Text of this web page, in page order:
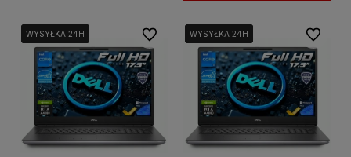
WYSYŁKA 24H
WYSYŁKA 24H
WYSYŁKA 24H Do ulubionychWYSYŁKA 24H
WYSYŁKA 24H
WYSYŁKA 24H Do